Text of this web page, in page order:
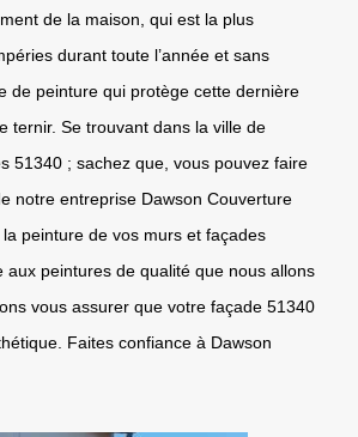
de la maison, qui est la plus
durant toute l’année et sans
de peinture qui protège cette dernière
ternir. Se trouvant dans la ville de
51340 ; sachez que, vous pouvez faire
notre entreprise Dawson Couverture
la peinture de vos murs et façades
aux peintures de qualité que nous allons
vous assurer que votre façade 51340
Faites confiance à Dawson